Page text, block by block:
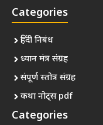
Categories
हिंदी निबंध
ध्यान मंत्र संग्रह
संपूर्ण स्तोत्र संग्रह
कथा नोट्स pdf
Categories